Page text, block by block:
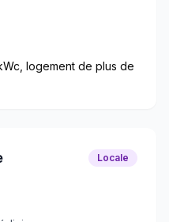
logement de plus de
Locale